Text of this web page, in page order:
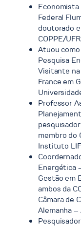
Federal
doutorado
COPPE/
Atuou
Pesquisa
Visitante
France em
Professor
membro do
Instituto
Energética
Gestão em
ambos da
Câmara de
Alemanha –